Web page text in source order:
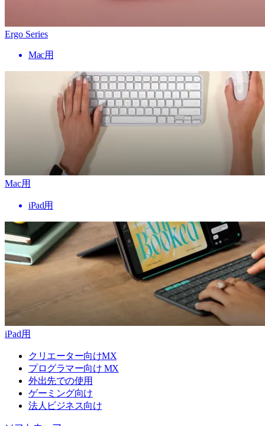
Ergo Series
Mac用
Mac用
iPad用
iPad用
クリエーター向けMX
プログラマー向け MX
外出先での使用
ゲーミング向け
法人ビジネス向け